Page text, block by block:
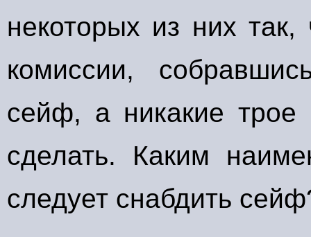
некоторых из них
комиссии,
сейф, а никакие трое
сделать. Каким
следует снабдить